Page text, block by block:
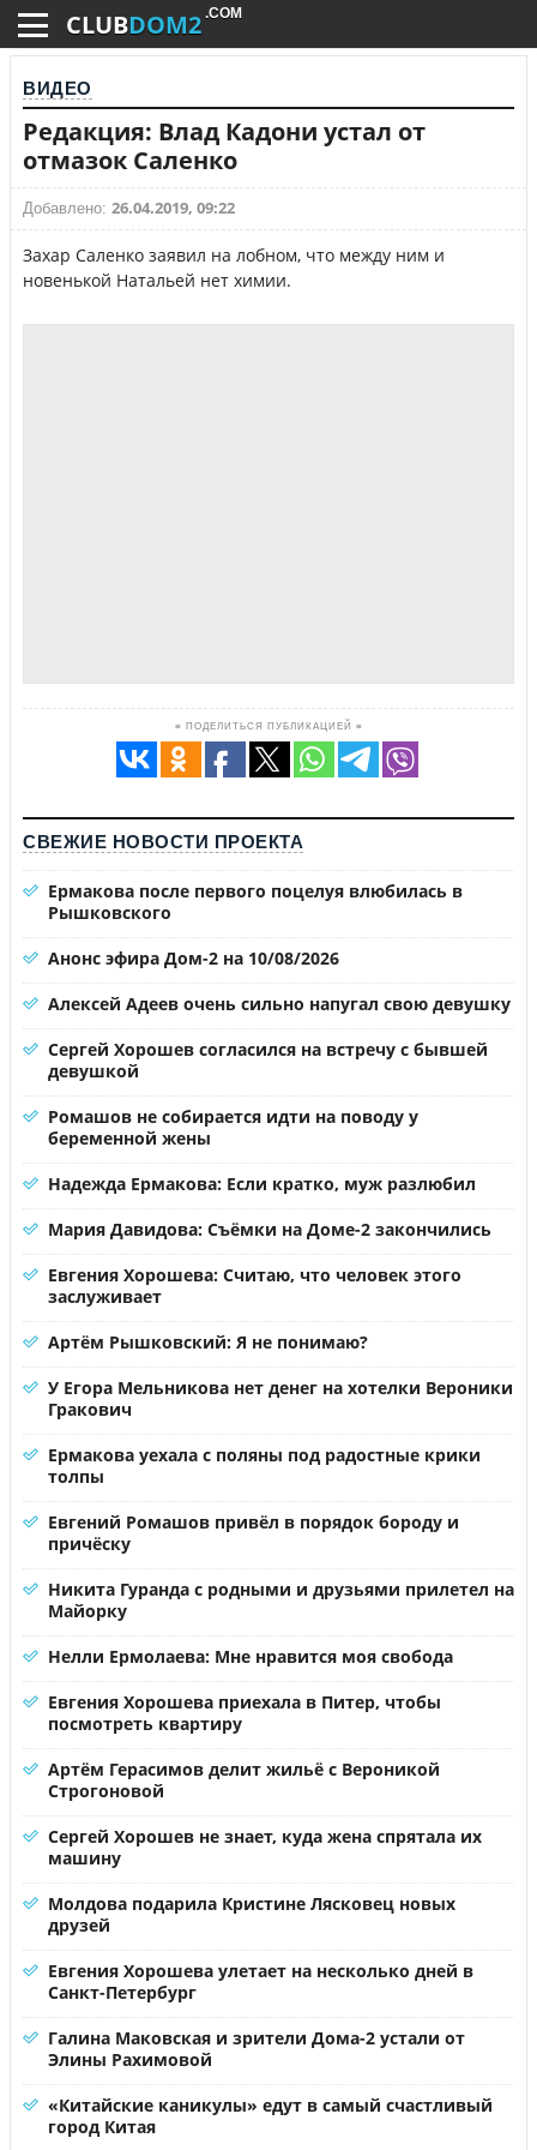
CLUBDOM2 .COM
ВИДЕО
Редакция: Влад Кадони устал от
отмазок Саленко
Добавлено: 26.04.2019, 09:22
Захар Саленко заявил на лобном, что между ним и
новенькой Натальей нет химии.
≡ ПОДЕЛИТЬСЯ ПУБЛИКАЦИЕЙ ≡
СВЕЖИЕ НОВОСТИ ПРОЕКТА
Ермакова после первого поцелуя влюбилась в
Рышковского
Анонс эфира Дом-2 на 10/08/2026
Алексей Адеев очень сильно напугал свою девушку
Сергей Хорошев согласился на встречу с бывшей
девушкой
Ромашов не собирается идти на поводу у
беременной жены
Надежда Ермакова: Если кратко, муж разлюбил
Мария Давидова: Съёмки на Доме-2 закончились
Евгения Хорошева: Считаю, что человек этого
заслуживает
Артём Рышковский: Я не понимаю?
У Егора Мельникова нет денег на хотелки Вероники
Гракович
Ермакова уехала с поляны под радостные крики
толпы
Евгений Ромашов привёл в порядок бороду и
причёску
Никита Гуранда с родными и друзьями прилетел на
Майорку
Нелли Ермолаева: Мне нравится моя свобода
Евгения Хорошева приехала в Питер, чтобы
посмотреть квартиру
Артём Герасимов делит жильё с Вероникой
Строгоновой
Сергей Хорошев не знает, куда жена спрятала их
машину
Молдова подарила Кристине Лясковец новых
друзей
Евгения Хорошева улетает на несколько дней в
Санкт-Петербург
Галина Маковская и зрители Дома-2 устали от
Элины Рахимовой
«Китайские каникулы» едут в самый счастливый
город Китая